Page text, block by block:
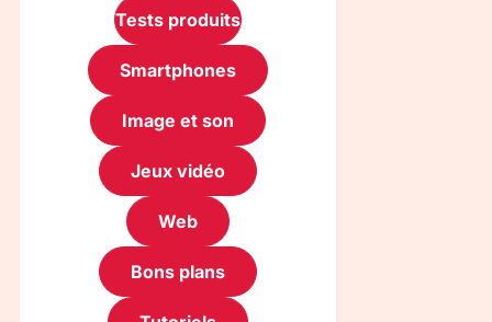
Tests produits
Smartphones
Image et son
Jeux vidéo
Web
Bons plans